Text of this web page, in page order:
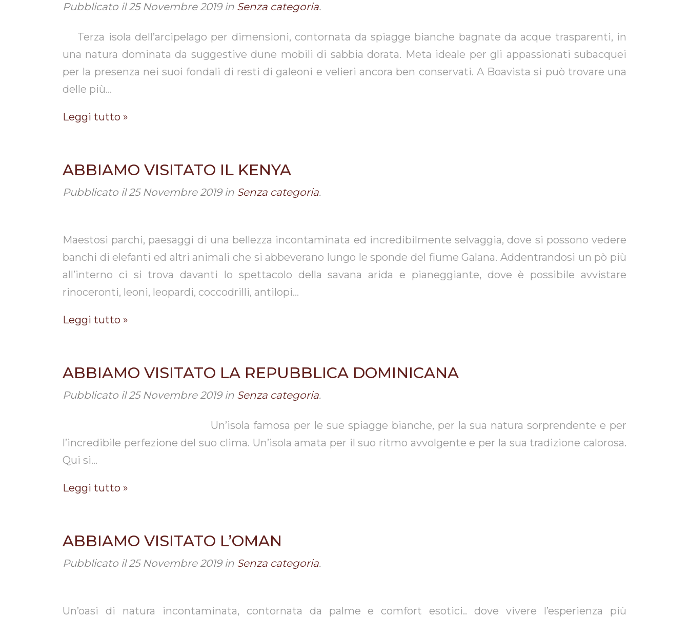
Pubblicato il25 Novembre 2019in Senza categoria.
Terza isola dell’arcipelago per dimensioni, contornata da spiagge bianche bagnate da acque trasparenti, in
una natura dominata da suggestive dune mobili di sabbia dorata. Meta ideale per gli appassionati subacquei
per la presenza nei suoi fondali di resti di galeoni e velieri ancora ben conservati. A Boavista si può trovare una
delle più…
Leggi tutto »
ABBIAMO VISITATO IL KENYA
Pubblicato il25 Novembre 2019in Senza categoria.
Maestosi parchi, paesaggi di una bellezza incontaminata ed incredibilmente selvaggia, dove si possono vedere
banchi di elefanti ed altri animali che si abbeverano lungo le sponde del fiume Galana. Addentrandosi un pò più
all’interno ci si trova davanti lo spettacolo della savana arida e pianeggiante, dove è possibile avvistare
rinoceronti, leoni, leopardi, coccodrilli, antilopi…
Leggi tutto »
ABBIAMO VISITATO LA REPUBBLICA DOMINICANA
Pubblicato il25 Novembre 2019in Senza categoria.
Un’isola famosa per le sue spiagge bianche, per la sua natura sorprendente e per
l’incredibile perfezione del suo clima. Un’isola amata per il suo ritmo avvolgente e per la sua tradizione calorosa.
Qui si…
Leggi tutto »
ABBIAMO VISITATO L’OMAN
Pubblicato il25 Novembre 2019in Senza categoria.
Un’oasi di natura incontaminata, contornata da palme e comfort esotici.. dove vivere l’esperienza più